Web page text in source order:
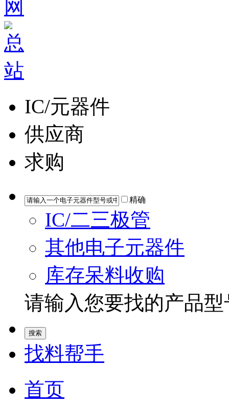
IC/元器件
供应商
求购
精确
IC/二三极管
其他电子元器件
库存呆料收购
请输入您要找的产品型
找料帮手
首页